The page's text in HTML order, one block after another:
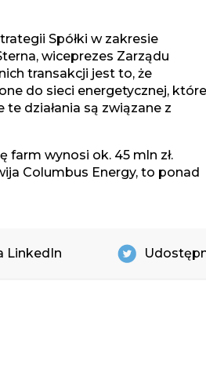
Spółki w zakresie
wiceprezes Zarządu
transakcji jest to, że
do sieci energetycznej, które
działania są związane z
wynosi ok. 45 mln zł.
Columbus Energy, to ponad
LinkedIn